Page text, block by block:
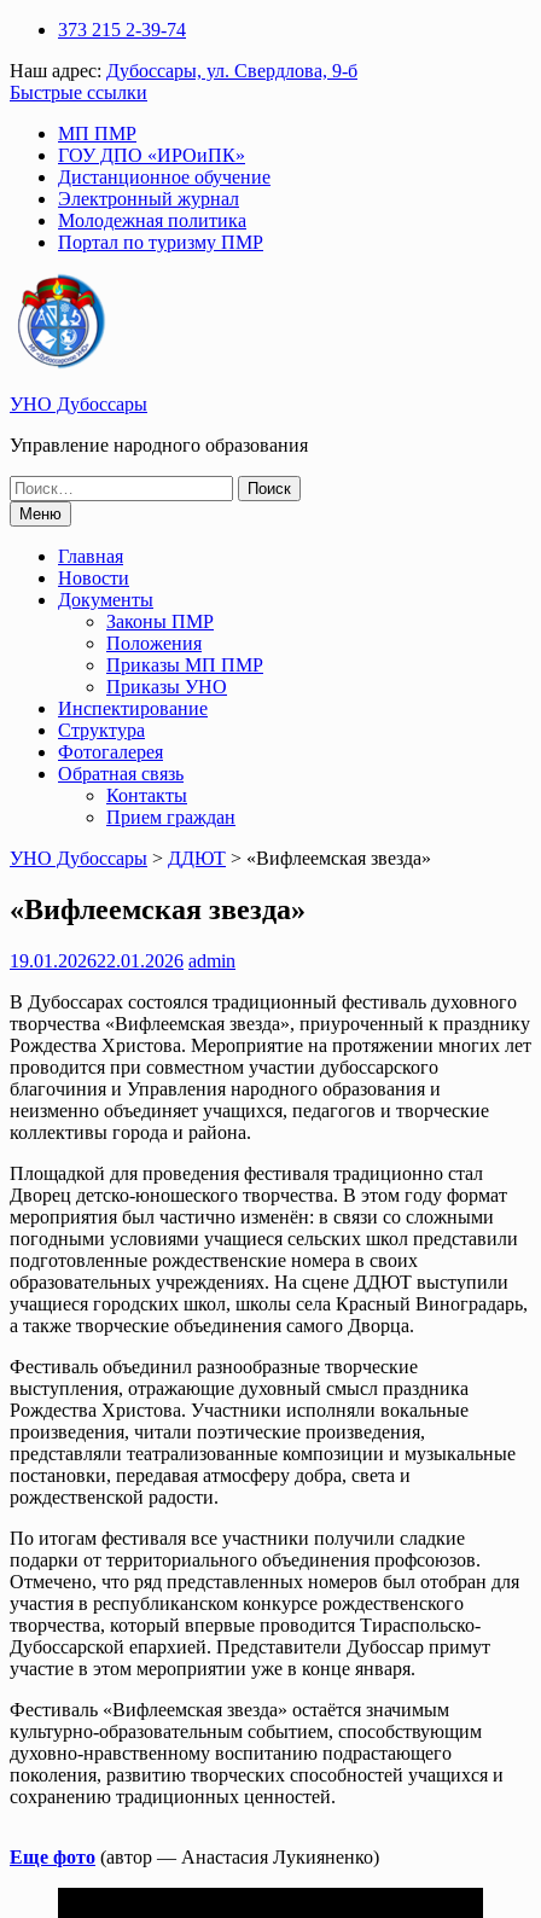
Перейти
содержимому
373 215 2-39-74
Наш адрес: Дубоссары, ул. Свердлова, 9-б
Быстрые ссылки
МП ПМР
ГОУ ДПО «ИРОиПК»
Дистанционное обучение
Электронный журнал
Молодежная политика
Портал по туризму ПМР
УНО Дубоссары
Управление народного образования
Поиск
по:Меню
Главная
Новости
Документы
Законы ПМР
Положения
Приказы МП ПМР
Приказы УНО
Инспектирование
Структура
Фотогалерея
Обратная связь
Контакты
Прием граждан
УНО Дубоссары > ДДЮТ > «Вифлеемская звезда»
«Вифлеемская звезда»
19.01.202622.01.2026 admin
В Дубоссарах состоялся традиционный фестиваль духовного
творчества «Вифлеемская звезда», приуроченный к празднику
Рождества Христова. Мероприятие на протяжении многих лет
проводится при совместном участии дубоссарского
благочиния и Управления народного образования и
неизменно объединяет учащихся, педагогов и творческие
коллективы города и района.
Площадкой для проведения фестиваля традиционно стал
Дворец детско-юношеского творчества. В этом году формат
мероприятия был частично изменён: в связи со сложными
погодными условиями учащиеся сельских школ представили
подготовленные рождественские номера в своих
образовательных учреждениях. На сцене ДДЮТ выступили
учащиеся городских школ, школы села Красный Виноградарь,
а также творческие объединения самого Дворца.
Фестиваль объединил разнообразные творческие
выступления, отражающие духовный смысл праздника
Рождества Христова. Участники исполняли вокальные
произведения, читали поэтические произведения,
представляли театрализованные композиции и музыкальные
постановки, передавая атмосферу добра, света и
рождественской радости.
По итогам фестиваля все участники получили сладкие
подарки от территориального объединения профсоюзов.
Отмечено, что ряд представленных номеров был отобран для
участия в республиканском конкурсе рождественского
творчества, который впервые проводится Тираспольско-
Дубоссарской епархией. Представители Дубоссар примут
участие в этом мероприятии уже в конце января.
Фестиваль «Вифлеемская звезда» остаётся значимым
культурно-образовательным событием, способствующим
духовно-нравственному воспитанию подрастающего
поколения, развитию творческих способностей учащихся и
сохранению традиционных ценностей.
Еще фото (автор — Анастасия Лукияненко)